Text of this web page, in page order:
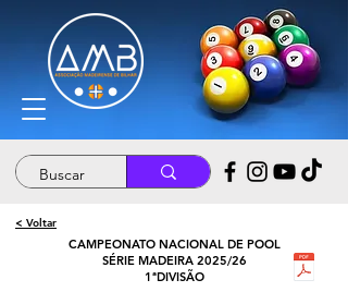
< Voltar
CAMPEONATO NACIONAL DE POOL
SÉRIE MADEIRA 2025/26
1ªDIVISÃO